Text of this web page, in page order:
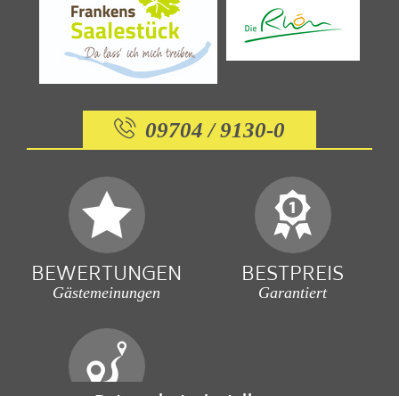
09704 / 9130-0
BEWERTUNGEN
Gästemeinungen BESTPREIS
Garantiert